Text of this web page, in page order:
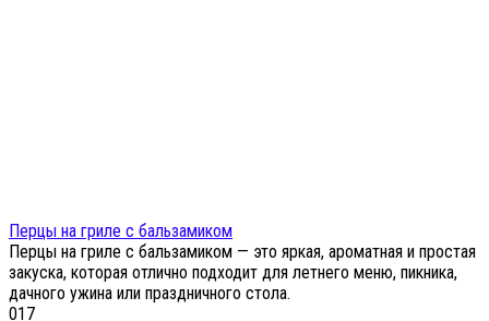
Перцы на гриле с бальзамиком
Перцы на гриле с бальзамиком — это яркая, ароматная и простая
закуска, которая отлично подходит для летнего меню, пикника,
дачного ужина или праздничного стола.
017